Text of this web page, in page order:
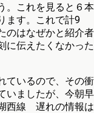
。これを見ると６本
ます。これで計9
のはなぜかと紹介者
に伝えたくなかった
ているので、その衝
いましたが、今朝早
西線 遅れの情報は